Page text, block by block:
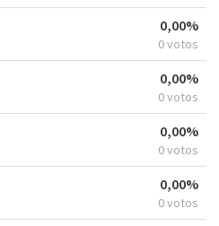
0,00%
0 votos
0,00%
0 votos
0,00%
0 votos
0,00%
0 votos